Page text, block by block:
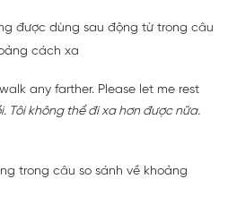
được dùng sau động từ trong câu
cách xa
any farther. Please let me rest
Tôi không thể đi xa hơn được nữa.
trong câu so sánh về khoảng